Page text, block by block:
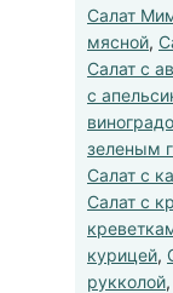
Салат
мясной,
Салат с
с
зеленым
Салат с
Салат с
курицей,
рукколой,